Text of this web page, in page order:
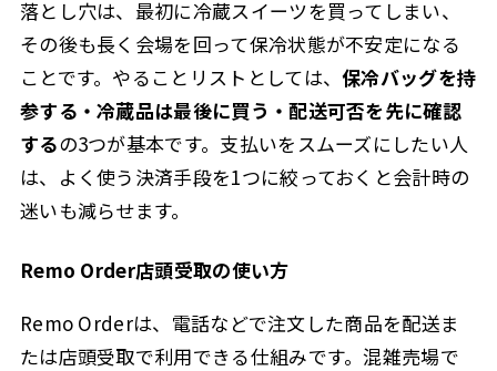
落とし穴は、最初に冷蔵スイーツを買ってしまい、
その後も長く会場を回って保冷状態が不安定になる
ことです。やることリストとしては、保冷バッグを持
参する・冷蔵品は最後に買う・配送可否を先に確認
するの3つが基本です。支払いをスムーズにしたい人
は、よく使う決済手段を1つに絞っておくと会計時の
迷いも減らせます。
Remo Order店頭受取の使い方
Remo Orderは、電話などで注文した商品を配送ま
たは店頭受取で利用できる仕組みです。混雑売場で